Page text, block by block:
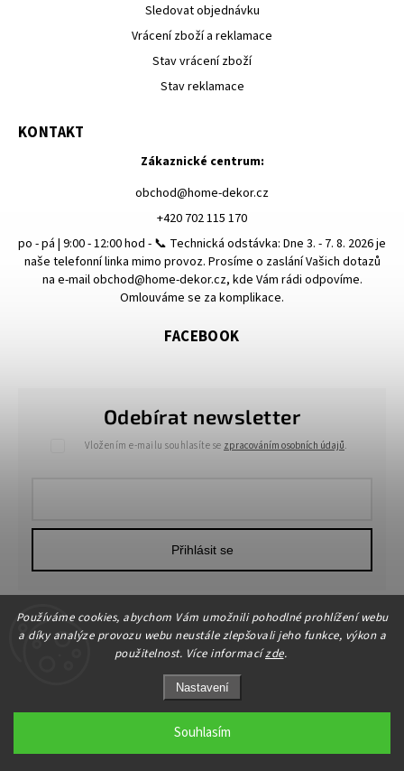
Používáme cookies, abychom Vám umožnili pohodlné prohlížení webu
a díky analýze provozu webu neustále zlepšovali jeho funkce, výkon a
použitelnost. Více informacízde.
Nastavení
Souhlasím
Sledovat objednávku
Vrácení zboží a reklamace
Stav vrácení zboží
Stav reklamace
Odebírat newsletter
Vložením e-mailu souhlasíte se zpracováním osobních údajů.
Přihlásit se
KONTAKT
Zákaznické centrum:
obchod@home-dekor.cz
+420 702 115 170
po - pá | 9:00 - 12:00 hod - 📞 Technická odstávka: Dne 3. - 7. 8. 2026 je
naše telefonní linka mimo provoz. Prosíme o zaslání Vašich dotazů
na e-mail obchod@home-dekor.cz, kde Vám rádi odpovíme.
Omlouváme se za komplikace.
FACEBOOK
HOME-DEKOR.cz